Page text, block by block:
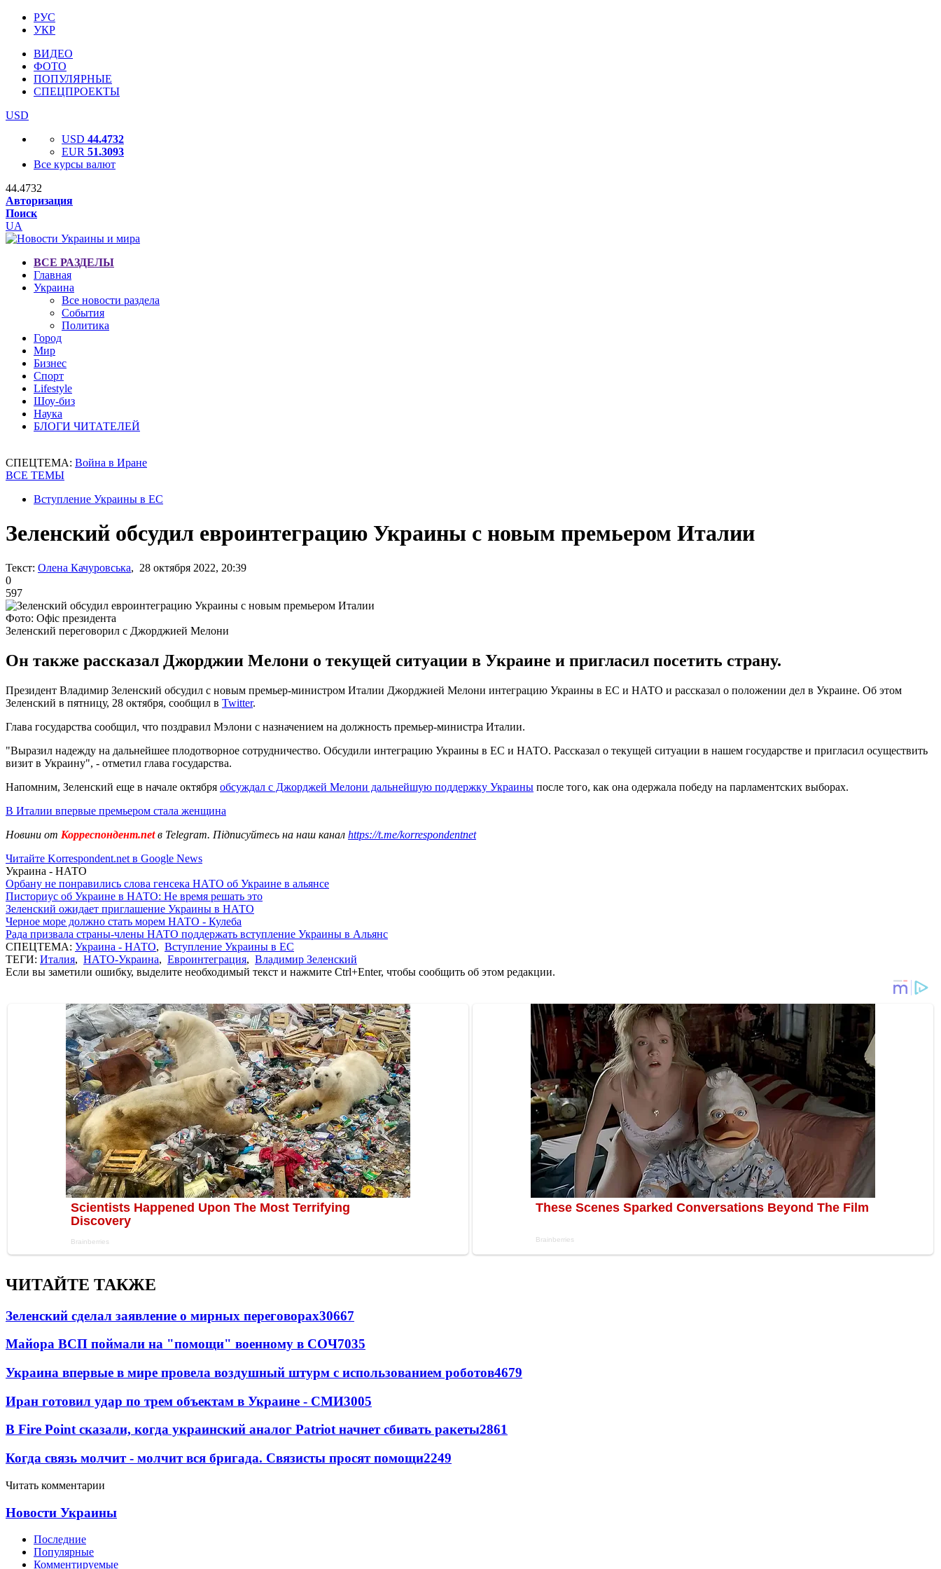
РУС
УКР
ВИДЕО
ФОТО
ПОПУЛЯРНЫЕ
СПЕЦПРОЕКТЫ
USD
USD 44.4732
EUR 51.3093
Все курсы валют
44.4732
Авторизация
Поиск
UA
ВСЕ РАЗДЕЛЫ
Главная
Украина
Все новости раздела
События
Политика
Город
Мир
Бизнес
Спорт
Lifestyle
Шоу-биз
Наука
БЛОГИ ЧИТАТЕЛЕЙ
СПЕЦТЕМА: Война в Иране
ВСЕ ТЕМЫ
Вступление Украины в ЕС
Зеленский обсудил евроинтеграцию Украины с новым премьером Италии
Текст: Олена Качуровська, 28 октября 2022, 20:39
0
597
Фото: Офіс президента
Зеленский переговорил с Джорджией Мелони
Он также рассказал Джорджии Мелони о текущей ситуации в Украине и пригласил посетить страну.
Президент Владимир Зеленский обсудил с новым премьер-министром Италии Джорджией Мелони интеграцию Украины в ЕС и НАТО и рассказал о положении дел в Украине. Об этом
Зеленский в пятницу, 28 октября, сообщил в Twitter.
Глава государства сообщил, что поздравил Мэлони с назначением на должность премьер-министра Италии.
"Выразил надежду на дальнейшее плодотворное сотрудничество. Обсудили интеграцию Украины в ЕС и НАТО. Рассказал о текущей ситуации в нашем государстве и пригласил осуществить
визит в Украину", - отметил глава государства.
Напомним, Зеленский еще в начале октября обсуждал с Джорджей Мелони дальнейшую поддержку Украины после того, как она одержала победу на парламентских выборах.
В Италии впервые премьером стала женщина
Новини от Корреспондент.netв Telegram. Підписуйтесь на наш канал https://t.me/korrespondentnet
Читайте Korrespondent.net в Google News
Украина - НАТО
Орбану не понравились слова генсека НАТО об Украине в альянсе
Писториус об Украине в НАТО: Не время решать это
Зеленский ожидает приглашение Украины в НАТО
Черное море должно стать морем НАТО - Кулеба
Рада призвала страны-члены НАТО поддержать вступление Украины в Альянс
СПЕЦТЕМА: Украина - НАТО, Вступление Украины в ЕС
ТЕГИ: Италия, НАТО-Украина, Евроинтеграция, Владимир Зеленский
Если вы заметили ошибку, выделите необходимый текст и нажмите Ctrl+Enter, чтобы сообщить об этом редакции.
ЧИТАЙТЕ ТАКЖЕ
Зеленский сделал заявление о мирных переговорах30667
Майора ВСП поймали на "помощи" военному в СОЧ7035
Украина впервые в мире провела воздушный штурм с использованием роботов4679
Иран готовил удар по трем объектам в Украине - СМИ3005
В Fire Point сказали, когда украинский аналог Patriot начнет сбивать ракеты2861
Когда связь молчит - молчит вся бригада. Связисты просят помощи2249
Читать комментарии
Новости Украины
Последние
Популярные
Комментируемые